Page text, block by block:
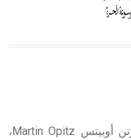
تم اعتمادها مصطلحاً
أوبيتس (مارتن ـ) (1597 ـ 1639) مارتن أوبيتس Martin Opitz،